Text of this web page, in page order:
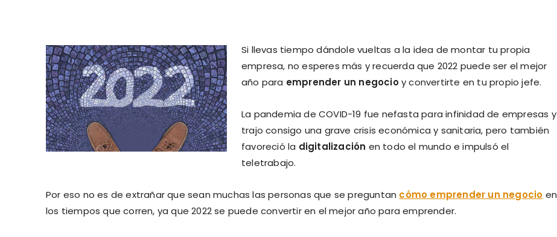
Si llevas tiempo dándole vueltas a la idea de montar tu propia
empresa, no esperes más y recuerda que 2022 puede ser el mejor
año para emprender un negocioy convertirte en tu propio jefe.
La pandemia de COVID-19 fue nefasta para infinidad de empresas y
trajo consigo una grave crisis económica y sanitaria, pero también
favoreció la digitalización en todo el mundo e impulsó el
teletrabajo.
Por eso no es de extrañar que sean muchas las personas que se preguntan cómo emprender un negocio en
los tiempos que corren, ya que 2022 se puede convertir en el mejor año para emprender.